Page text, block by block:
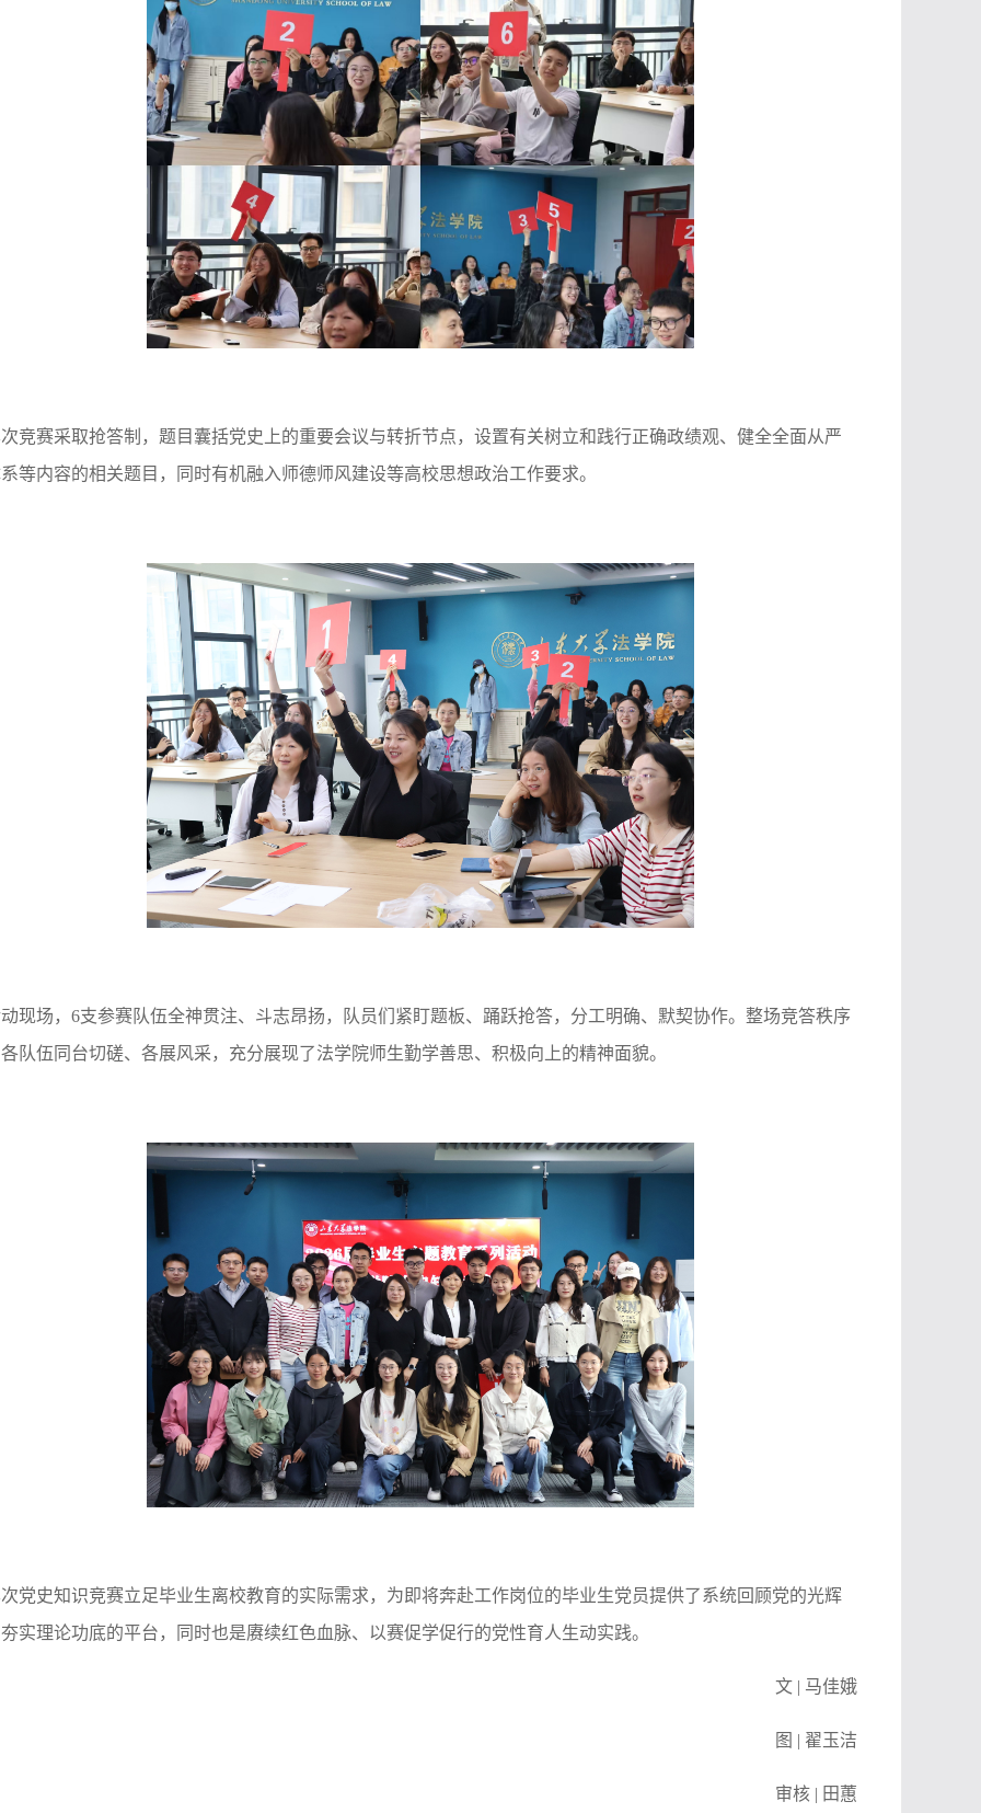
竞赛采取抢答制，题目囊括党史上的重要会议与转折节点，设置有关树立和践行正确政绩观、健全全面从严
等内容的相关题目，同时有机融入师德师风建设等高校思想政治工作要求。
现场，6支参赛队伍全神贯注、斗志昂扬，队员们紧盯题板、踊跃抢答，分工明确、默契协作。整场竞答秩序
队伍同台切磋、各展风采，充分展现了法学院师生勤学善思、积极向上的精神面貌。
党史知识竞赛立足毕业生离校教育的实际需求，为即将奔赴工作岗位的毕业生党员提供了系统回顾党的光辉
实理论功底的平台，同时也是赓续红色血脉、以赛促学促行的党性育人生动实践。
文 | 马佳娥
图 | 翟玉洁
审核 | 田蕙